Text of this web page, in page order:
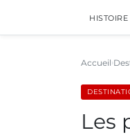
Accueil
Les